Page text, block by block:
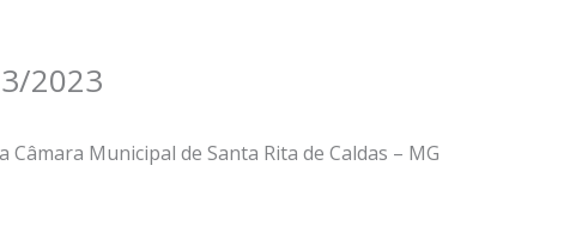
2023
Municipal de Santa Rita de Caldas – MG